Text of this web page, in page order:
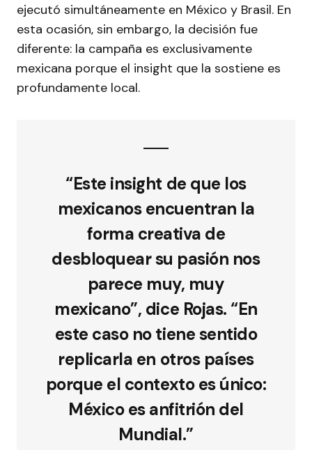
ejecutó simultáneamente en México y Brasil. En
esta ocasión, sin embargo, la decisión fue
diferente: la campaña es exclusivamente
mexicana porque el insight que la sostiene es
profundamente local.
“Este insight de que los
mexicanos encuentran la
forma creativa de
desbloquear su pasión nos
parece muy, muy
mexicano”, dice Rojas. “En
este caso no tiene sentido
replicarla en otros países
porque el contexto es único:
México es anfitrión del
Mundial.”